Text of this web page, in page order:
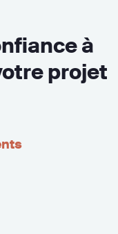
à
projet